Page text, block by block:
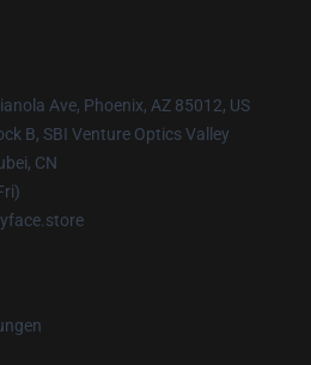
Ave, Phoenix, AZ 85012, US
B, SBI Venture Optics Valley
CN